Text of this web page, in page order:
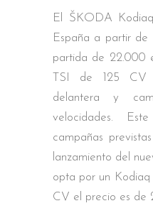
El ŠKODA
España a partir de
partida de 22.000
TSI de 125 CV
delantera y
velocidades.
campañas
lanzamiento del
opta por un Kodiaq
CV el precio es de